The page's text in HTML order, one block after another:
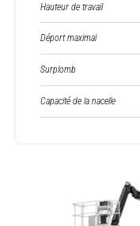
Hauteur de travail
Déport maximal
Surplomb
Capacité de la nacelle